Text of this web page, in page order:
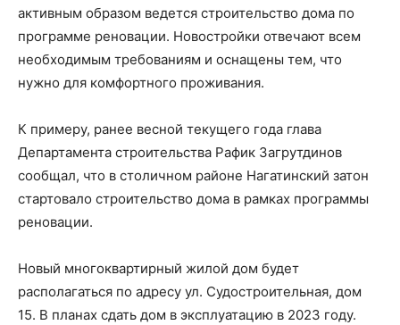
активным образом ведется строительство дома по
программе реновации. Новостройки отвечают всем
необходимым требованиям и оснащены тем, что
нужно для комфортного проживания.
К примеру, ранее весной текущего года глава
Департамента строительства Рафик Загрутдинов
сообщал, что в столичном районе Нагатинский затон
стартовало строительство дома в рамках программы
реновации.
Новый многоквартирный жилой дом будет
располагаться по адресу ул. Судостроительная, дом
15. В планах сдать дом в эксплуатацию в 2023 году.